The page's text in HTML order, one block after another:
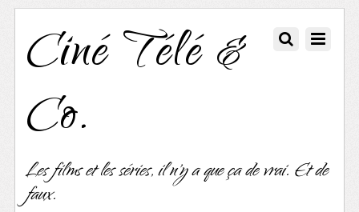
Ciné Télé &
Co.
Les films et les séries, il n'y a que ça de vrai. Et de
faux.